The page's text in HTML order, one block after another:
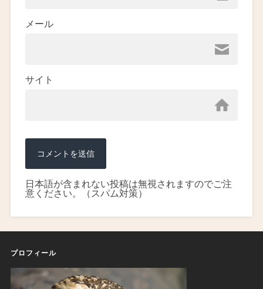
メール
サイト
日本語が含まれない投稿は無視されますのでご注
意ください。（スパム対策）
プロフィール